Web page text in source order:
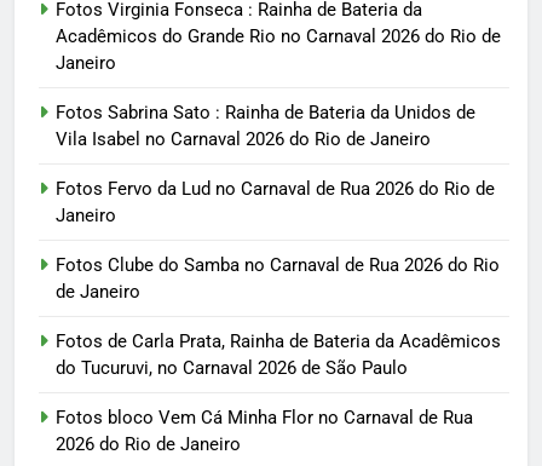
Fotos Virginia Fonseca : Rainha de Bateria da
Acadêmicos do Grande Rio no Carnaval 2026 do Rio de
Janeiro
Fotos Sabrina Sato : Rainha de Bateria da Unidos de
Vila Isabel no Carnaval 2026 do Rio de Janeiro
Fotos Fervo da Lud no Carnaval de Rua 2026 do Rio de
Janeiro
Fotos Clube do Samba no Carnaval de Rua 2026 do Rio
de Janeiro
Fotos de Carla Prata, Rainha de Bateria da Acadêmicos
do Tucuruvi, no Carnaval 2026 de São Paulo
Fotos bloco Vem Cá Minha Flor no Carnaval de Rua
2026 do Rio de Janeiro